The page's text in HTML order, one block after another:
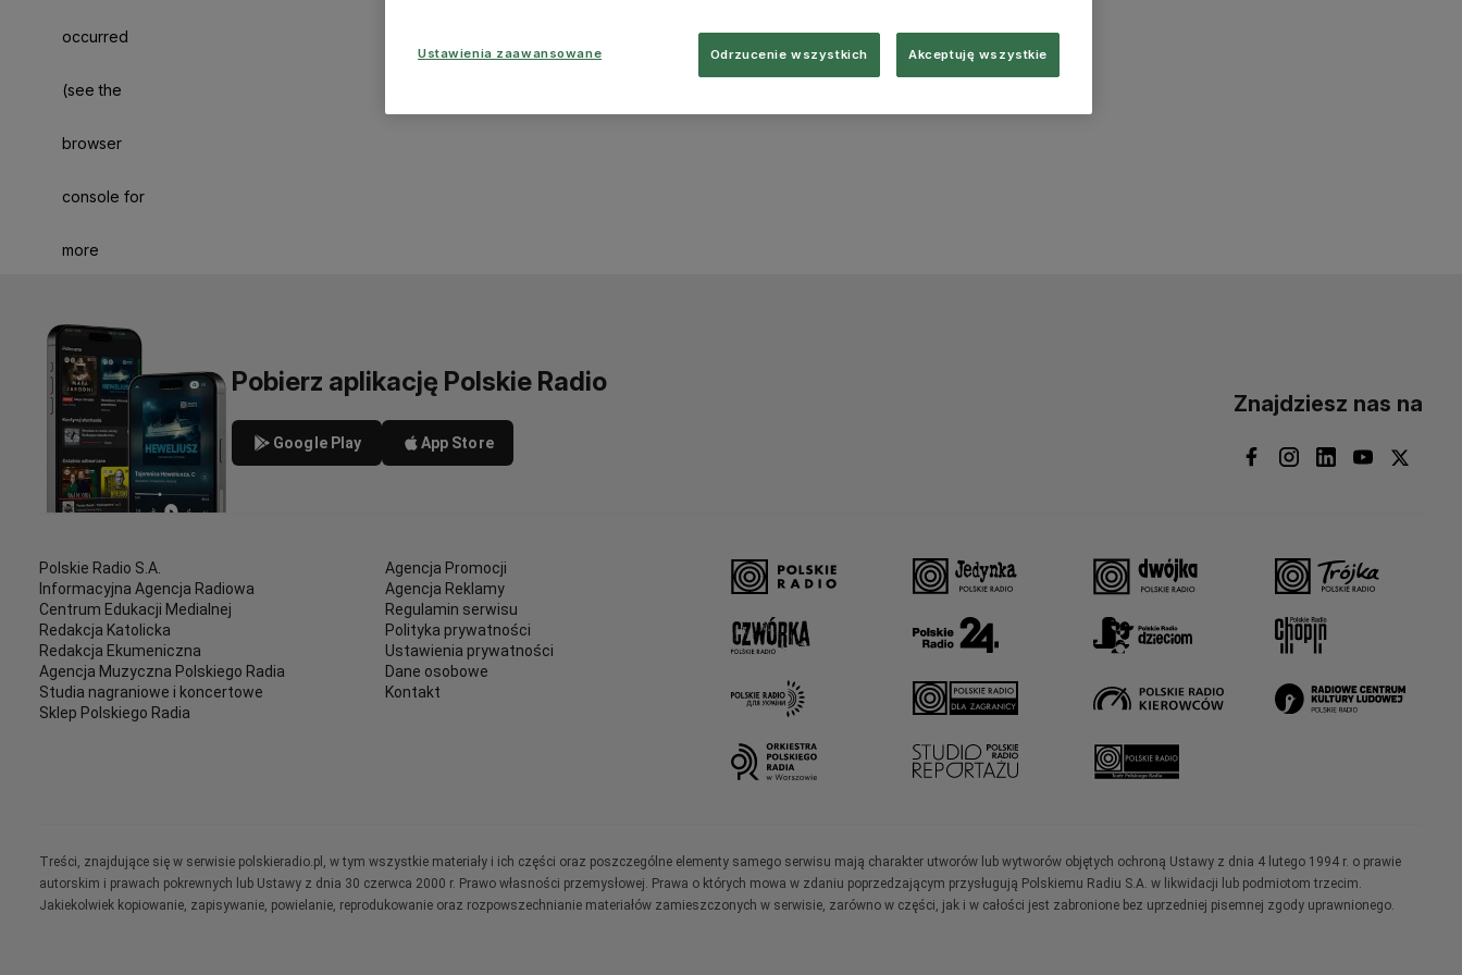
occurred
(see the
browser
console for
more
Pobierz aplikację Polskie Radio
Google Play App Store
Znajdziesz nas na
Polskie Radio S.A.
Informacyjna Agencja Radiowa
Centrum Edukacji Medialnej
Redakcja Katolicka
Redakcja Ekumeniczna
Agencja Muzyczna Polskiego Radia
Studia nagraniowe i koncertowe
Sklep Polskiego Radia
Agencja Promocji
Agencja Reklamy
Regulamin serwisu
Polityka prywatności
Ustawienia prywatności
Dane osobowe
Kontakt
Treści, znajdujące się w serwisie polskieradio.pl, w tym wszystkie materiały i ich części oraz poszczególne elementy samego serwisu mają charakter utworów lub wytworów objętych ochroną Ustawy z dnia 4 lutego 1994 r. o prawie
autorskim i prawach pokrewnych lub Ustawy z dnia 30 czerwca 2000 r. Prawo własności przemysłowej. Prawa o których mowa w zdaniu poprzedzającym przysługują Polskiemu Radiu S.A. w likwidacji lub podmiotom trzecim.
Jakiekolwiek kopiowanie, zapisywanie, powielanie, reprodukowanie oraz rozpowszechnianie materiałów zamieszczonych w serwisie, zarówno w części, jak i w całości jest zabronione bez uprzedniej pisemnej zgody uprawnionego.
Ustawienia zaawansowane Odrzucenie wszystkich Akceptuję wszystkie